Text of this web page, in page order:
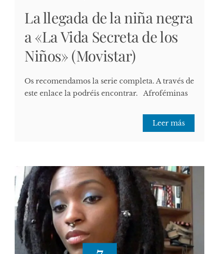
La llegada de la niña negra
a «La Vida Secreta de los
Niños» (Movistar)
Os recomendamos la serie completa. A través de
este enlace la podréis encontrar. Afroféminas
Leer más